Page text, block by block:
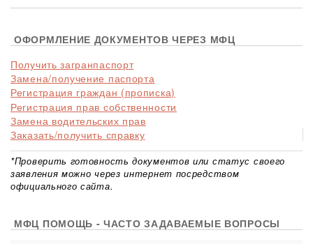
ОФОРМЛЕНИЕ ДОКУМЕНТОВ ЧЕРЕЗ МФЦ
Получить загранпаспорт
Замена/получение паспорта
Регистрация граждан (прописка)
Регистрация прав собственности
Замена водительских прав
Заказать/получить справку
*Проверить готовность документов или статус своего
заявления можно через интернет посредством
официального сайта.
МФЦ ПОМОЩЬ - ЧАСТО ЗАДАВАЕМЫЕ ВОПРОСЫ